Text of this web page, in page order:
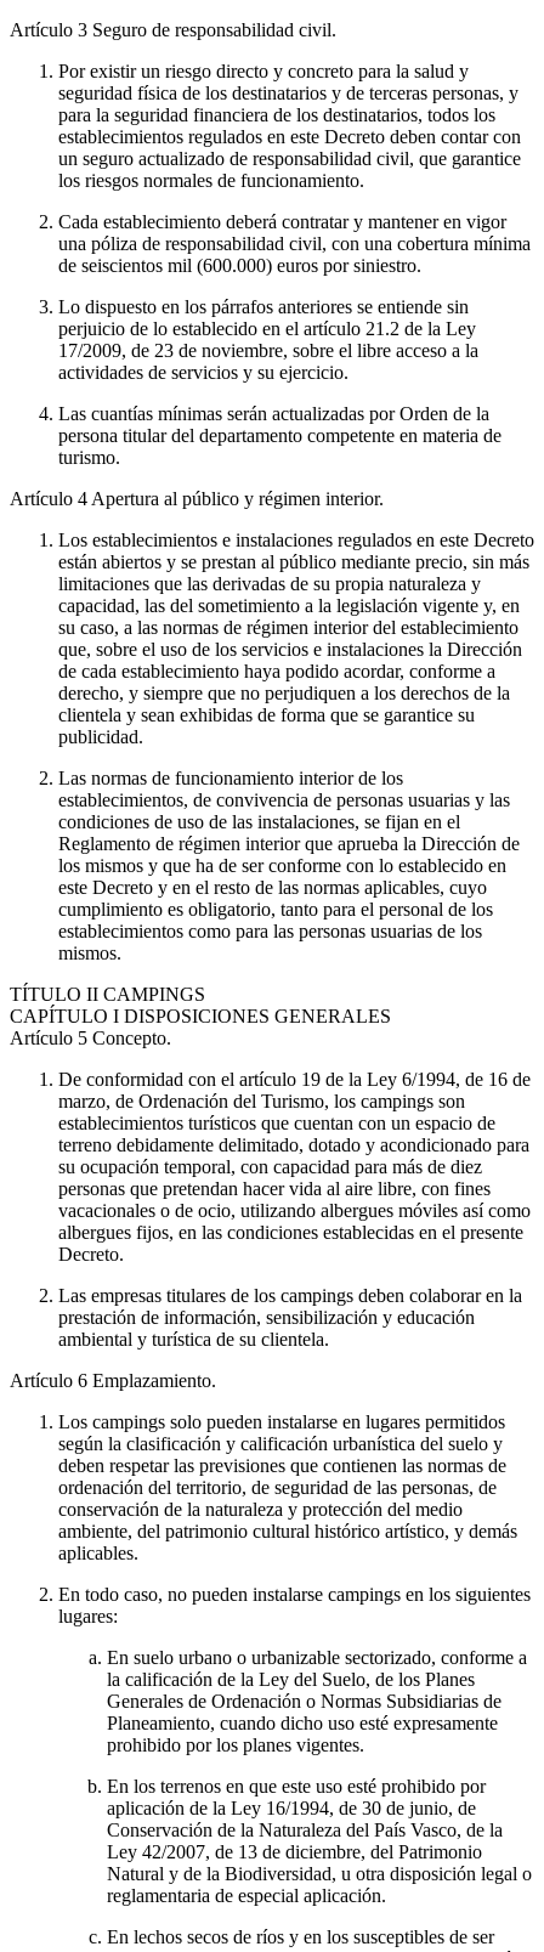
Artículo 3 Seguro de responsabilidad civil.
Por existir un riesgo directo y concreto para la salud y
seguridad física de los destinatarios y de terceras personas, y
para la seguridad financiera de los destinatarios, todos los
establecimientos regulados en este Decreto deben contar con
un seguro actualizado de responsabilidad civil, que garantice
los riesgos normales de funcionamiento.
Cada establecimiento deberá contratar y mantener en vigor
una póliza de responsabilidad civil, con una cobertura mínima
de seiscientos mil (600.000) euros por siniestro.
Lo dispuesto en los párrafos anteriores se entiende sin
perjuicio de lo establecido en el artículo 21.2 de la Ley
17/2009, de 23 de noviembre, sobre el libre acceso a la
actividades de servicios y su ejercicio.
Las cuantías mínimas serán actualizadas por Orden de la
persona titular del departamento competente en materia de
turismo.
Artículo 4 Apertura al público y régimen interior.
Los establecimientos e instalaciones regulados en este Decreto
están abiertos y se prestan al público mediante precio, sin más
limitaciones que las derivadas de su propia naturaleza y
capacidad, las del sometimiento a la legislación vigente y, en
su caso, a las normas de régimen interior del establecimiento
que, sobre el uso de los servicios e instalaciones la Dirección
de cada establecimiento haya podido acordar, conforme a
derecho, y siempre que no perjudiquen a los derechos de la
clientela y sean exhibidas de forma que se garantice su
publicidad.
Las normas de funcionamiento interior de los
establecimientos, de convivencia de personas usuarias y las
condiciones de uso de las instalaciones, se fijan en el
Reglamento de régimen interior que aprueba la Dirección de
los mismos y que ha de ser conforme con lo establecido en
este Decreto y en el resto de las normas aplicables, cuyo
cumplimiento es obligatorio, tanto para el personal de los
establecimientos como para las personas usuarias de los
mismos.
TÍTULO II CAMPINGS
CAPÍTULO I DISPOSICIONES GENERALES
Artículo 5 Concepto.
De conformidad con el artículo 19 de la Ley 6/1994, de 16 de
marzo, de Ordenación del Turismo, los campings son
establecimientos turísticos que cuentan con un espacio de
terreno debidamente delimitado, dotado y acondicionado para
su ocupación temporal, con capacidad para más de diez
personas que pretendan hacer vida al aire libre, con fines
vacacionales o de ocio, utilizando albergues móviles así como
albergues fijos, en las condiciones establecidas en el presente
Decreto.
Las empresas titulares de los campings deben colaborar en la
prestación de información, sensibilización y educación
ambiental y turística de su clientela.
Artículo 6 Emplazamiento.
Los campings solo pueden instalarse en lugares permitidos
según la clasificación y calificación urbanística del suelo y
deben respetar las previsiones que contienen las normas de
ordenación del territorio, de seguridad de las personas, de
conservación de la naturaleza y protección del medio
ambiente, del patrimonio cultural histórico artístico, y demás
aplicables.
En todo caso, no pueden instalarse campings en los siguientes
lugares:
En suelo urbano o urbanizable sectorizado, conforme a
la calificación de la Ley del Suelo, de los Planes
Generales de Ordenación o Normas Subsidiarias de
Planeamiento, cuando dicho uso esté expresamente
prohibido por los planes vigentes.
En los terrenos en que este uso esté prohibido por
aplicación de la Ley 16/1994, de 30 de junio, de
Conservación de la Naturaleza del País Vasco, de la
Ley 42/2007, de 13 de diciembre, del Patrimonio
Natural y de la Biodiversidad, u otra disposición legal o
reglamentaria de especial aplicación.
En lechos secos de ríos y en los susceptibles de ser